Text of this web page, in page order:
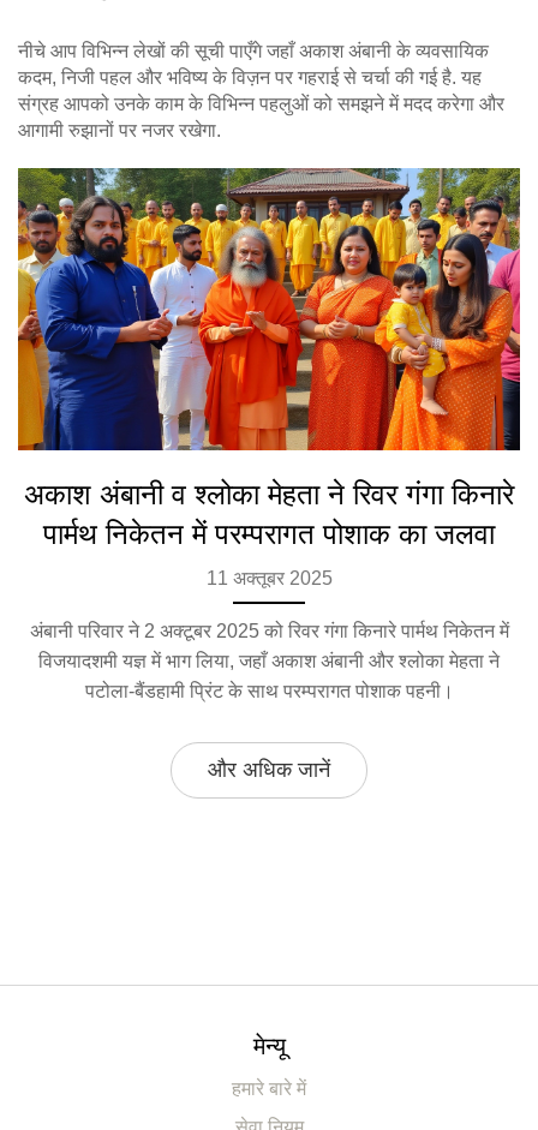
नीचे आप विभिन्न लेखों की सूची पाएँगे जहाँ अकाश अंबानी के व्यवसायिक
कदम, निजी पहल और भविष्य के विज़न पर गहराई से चर्चा की गई है. यह
संग्रह आपको उनके काम के विभिन्न पहलुओं को समझने में मदद करेगा और
आगामी रुझानों पर नजर रखेगा.
अकाश अंबानी व श्लोका मेहता ने रिवर गंगा किनारे
पार्मथ निकेतन में परम्परागत पोशाक का जलवा
11 अक्तूबर 2025
अंबानी परिवार ने 2 अक्टूबर 2025 को रिवर गंगा किनारे पार्मथ निकेतन में
विजयादशमी यज्ञ में भाग लिया, जहाँ अकाश अंबानी और श्लोका मेहता ने
पटोला‑बैंडहामी प्रिंट के साथ परम्परागत पोशाक पहनी।
और अधिक जानें
मेन्यू
हमारे बारे में